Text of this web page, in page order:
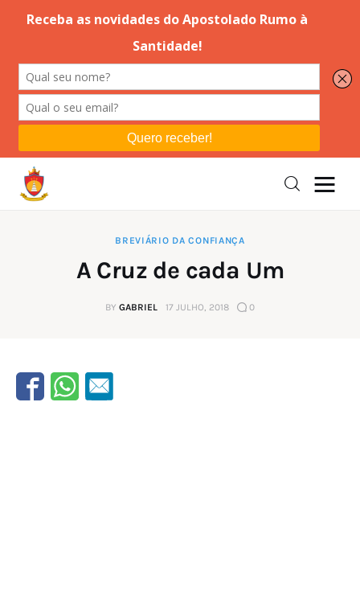
Editorial
Orações
Instruções
Espiritualidade
BREVIÁRIO DA CONFIANÇA
A Cruz de cada Um
BY GABRIEL 17 JULHO, 2018 0